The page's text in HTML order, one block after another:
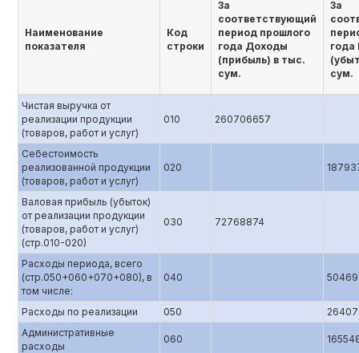
Наименование
показателя
Код
строки
За
соответствующий
период прошлого
года Доходы
(прибыль) в тыс.
сум.
За
года
сум.
Чистая выручка от
реализации продукции
(товаров, работ и услуг)
010 260706657
Себестоимость
реализованной продукции
(товаров, работ и услуг)
020
Валовая прибыль (убыток)
от реализации продукции
(товаров, работ и услуг)
(стр.010-020)
030 72768874
Расходы периода, всего
(стр.050+060+070+080), в
том числе:
040
Расходы по реализации 050
Административные
расходы
060